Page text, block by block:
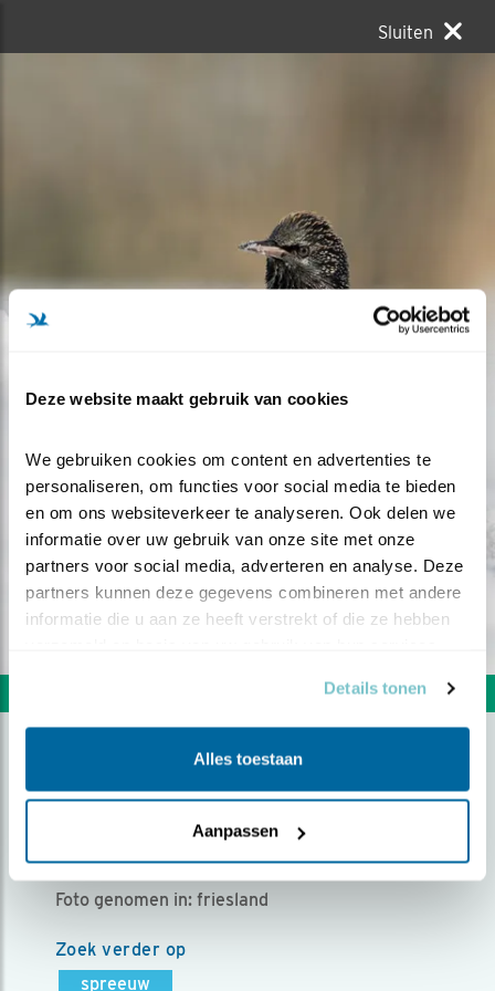
Deze website maakt gebruik van cookies
We gebruiken cookies om content en advertenties te
personaliseren, om functies voor social media te bieden
en om ons websiteverkeer te analyseren. Ook delen we
informatie over uw gebruik van onze site met onze
partners voor social media, adverteren en analyse. Deze
partners kunnen deze gegevens combineren met andere
informatie die u aan ze heeft verstrekt of die ze hebben
Details tonen
Alles toestaan
Aanpassen
Sluiten
Vorige foto
SPREEUW IN DE SNEEUW
Door milena huender | Geplaatst op maandag 24
februari 2025 |
808 views
Foto genomen in: friesland
Zoek verder op
spreeuw